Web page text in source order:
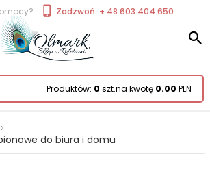
Zadzwoń: + 48 603 404 650
Produktów: 0 szt.na kwotę 0.00 PLN
do biura i domu